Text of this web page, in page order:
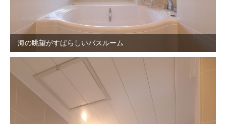
海の眺望がすばらしいバスルーム